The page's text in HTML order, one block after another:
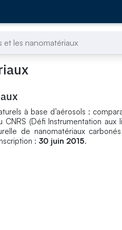
et les nanomatériaux
à base d’aérosols :
(Défi Instrumentation aux
de nanomatériaux
: 30 juin 2015.